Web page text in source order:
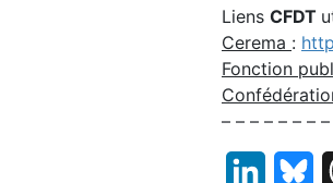
Liens CFDT
Cerema :
Fonction
– – – – – – –
LinkedIn